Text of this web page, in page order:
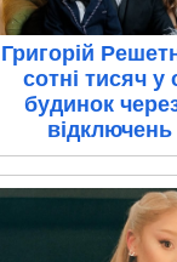
Григорій
сотні тисяч у
будинок
відключень